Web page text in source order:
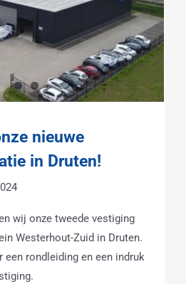
nieuwe
in Druten!
wij onze tweede vestiging
Westerhout-Zuid in Druten.
een rondleiding en een indruk